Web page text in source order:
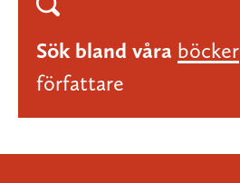
Sök bland våra böcker
författare